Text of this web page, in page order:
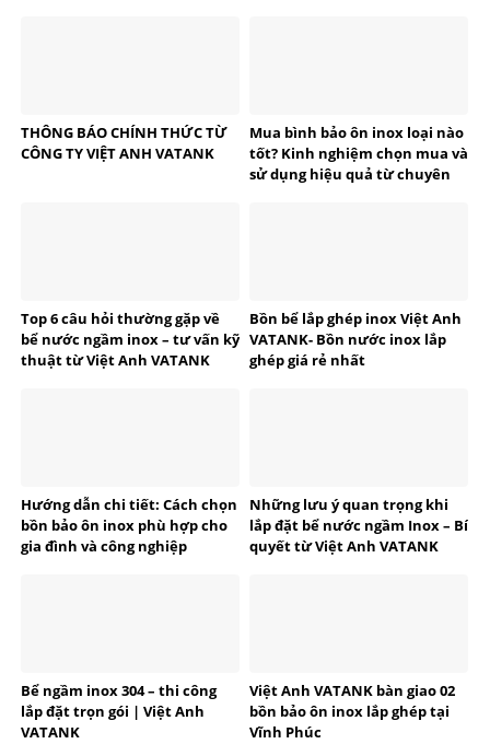
THÔNG BÁO CHÍNH THỨC TỪ
CÔNG TY VIỆT ANH VATANK
Mua bình bảo ôn inox loại nào
tốt? Kinh nghiệm chọn mua và
sử dụng hiệu quả từ chuyên
Top 6 câu hỏi thường gặp về
bể nước ngầm inox – tư vấn kỹ
thuật từ Việt Anh VATANK
Bồn bể lắp ghép inox Việt Anh
VATANK- Bồn nước inox lắp
ghép giá rẻ nhất
Hướng dẫn chi tiết: Cách chọn
bồn bảo ôn inox phù hợp cho
gia đình và công nghiệp
Những lưu ý quan trọng khi
lắp đặt bể nước ngầm Inox – Bí
quyết từ Việt Anh VATANK
Bể ngầm inox 304 – thi công
lắp đặt trọn gói | Việt Anh
VATANK
Việt Anh VATANK bàn giao 02
bồn bảo ôn inox lắp ghép tại
Vĩnh Phúc